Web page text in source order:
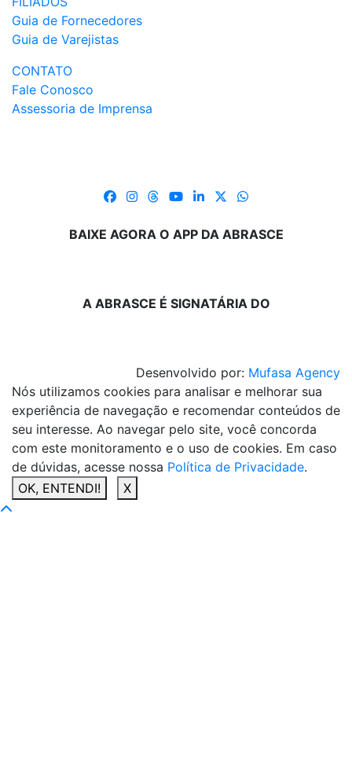
Guia de Fornecedores
Guia de Varejistas
CONTATO
Fale Conosco
Assessoria de Imprensa
BAIXE AGORA O APP DA ABRASCE
A ABRASCE É SIGNATÁRIA DO
Desenvolvido por: Mufasa Agency
Nós utilizamos cookies para analisar e melhorar sua
experiência de navegação e recomendar conteúdos de
seu interesse. Ao navegar pelo site, você concorda
com este monitoramento e o uso de cookies. Em caso
de dúvidas, acesse nossa Política de Privacidade.
OK, ENTENDI!
X